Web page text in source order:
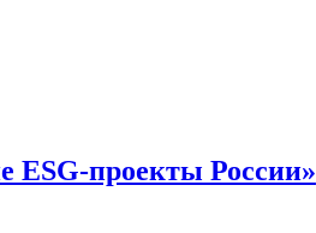
ESG-проекты России»